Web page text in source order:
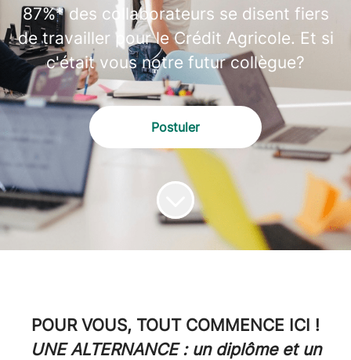
87%* des collaborateurs se disent fiers
de travailler pour le Crédit Agricole. Et si
c'était vous notre futur collègue?
Postuler
POUR VOUS, TOUT COMMENCE ICI !
UNE ALTERNANCE : un diplôme et un